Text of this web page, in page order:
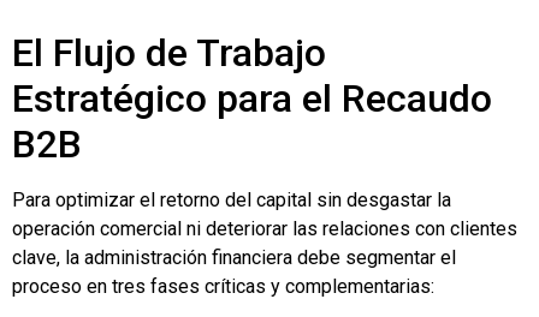
El Flujo de Trabajo
Estratégico para el Recaudo
B2B
Para optimizar el retorno del capital sin desgastar la
operación comercial ni deteriorar las relaciones con clientes
clave, la administración financiera debe segmentar el
proceso en tres fases críticas y complementarias: